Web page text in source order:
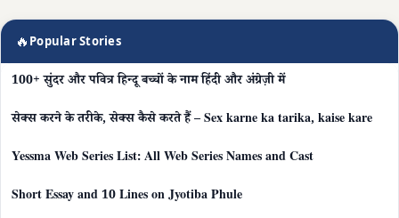
🔥 Popular Stories
100+ सुंदर और पवित्र हिन्दू बच्चों के नाम हिंदी और अंग्रेज़ी में
सेक्स करने के तरीके, सेक्स कैसे करते हैं – Sex karne ka tarika, kaise kare
Yessma Web Series List: All Web Series Names and Cast
Short Essay and 10 Lines on Jyotiba Phule